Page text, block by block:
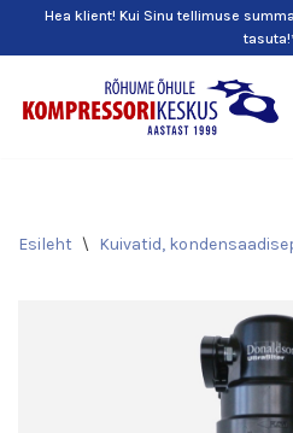
content
Hea klient! Kui Sinu tellimuse
Esileht \ Kuivatid,